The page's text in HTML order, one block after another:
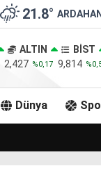
21.8°
ALTIN
2,427 %0,17
BİST
9,814
Dünya